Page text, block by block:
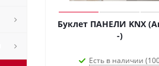
Буклет ПАНЕЛИ KNX
-)
Есть в наличии